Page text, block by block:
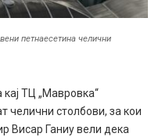
петнаесетина челични
ТЦ „Мавровка“
челични столбови, за кои
Висар Ганиу вели дека